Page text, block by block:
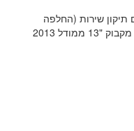
שירות (החלפה
לסוללה מקורית חדשה) למחשבי רטינה מקבוק "13 ממודל 2013